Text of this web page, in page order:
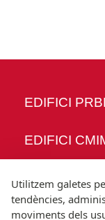
EDIFICI
EDIFICI
SEGUEIX-
Utilitzem galetes
tendències,
moviments dels